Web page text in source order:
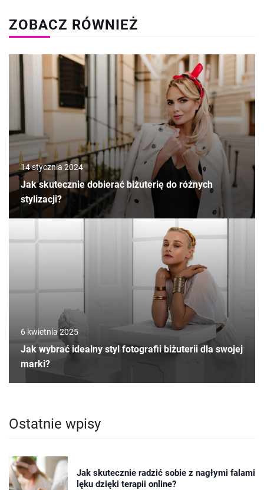
ZOBACZ RÓWNIEŻ
14 stycznia 2024
Jak skutecznie dobierać biżuterię do różnych
stylizacji?
6 kwietnia 2025
Jak wybrać idealny styl fotografii biżuterii dla swojej
marki?
Ostatnie wpisy
Jak skutecznie radzić sobie z nagłymi falami
lęku dzięki terapii online?